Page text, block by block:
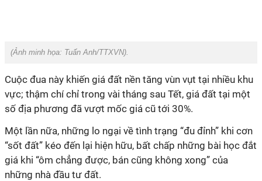
(Ảnh minh họa: Tuấn Anh/TTXVN).
Cuộc đua này khiến giá đất nền tăng vùn vụt tại nhiều khu
vực; thậm chí chỉ trong vài tháng sau Tết, giá đất tại một
số địa phương đã vượt mốc giá cũ tới 30%.
Một lần nữa, những lo ngại về tình trạng “đu đỉnh” khi cơn
“sốt đất” kéo đến lại hiện hữu, bất chấp những bài học đắt
giá khi “ôm chẳng được, bán cũng không xong” của
những nhà đầu tư đất.